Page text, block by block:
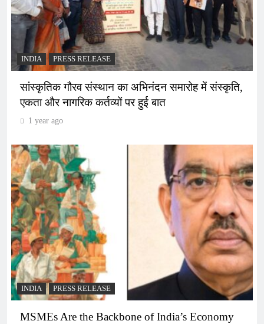
INDIA PRESS RELEASE
सांस्कृतिक गौरव संस्थान का अभिनंदन समारोह में संस्कृति,
एकता और नागरिक कर्तव्यों पर हुई बात
1 year ago
INDIA PRESS RELEASE
MSMEs Are the Backbone of India’s Economy